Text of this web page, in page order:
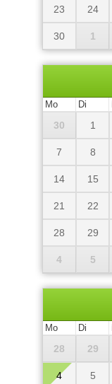
23 24
30 1
Mo Di
30 1
7 8
14 15
21 22
28 29
4 5
Mo Di
28 29
4 5